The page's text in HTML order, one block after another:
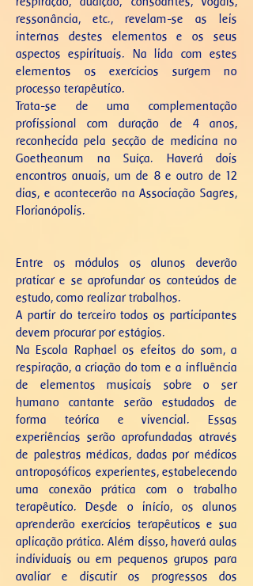
ressonância, etc., revelam-se as leis
internas destes elementos e os seus
aspectos espirituais. Na lida com estes
elementos os exercícios surgem no
processo terapêutico.
Trata-se de uma complementação
profissional com duração de 4 anos,
reconhecida pela secção de medicina no
Goetheanum na Suíça. Haverá dois
encontros anuais, um de 8 e outro de 12
dias, e acontecerão na Associação Sagres,
Florianópolis.
Entre os módulos os alunos deverão
praticar e se aprofundar os conteúdos de
estudo, como realizar trabalhos.
A partir do terceiro todos os participantes
devem procurar por estágios.
Na Escola Raphael os efeitos do som, a
respiração, a criação do tom e a influência
de elementos musicais sobre o ser
humano cantante serão estudados de
forma teórica e vivencial. Essas
experiências serão aprofundadas através
de palestras médicas, dadas por médicos
antroposóficos experientes, estabelecendo
uma conexão prática com o trabalho
terapêutico. Desde o início, os alunos
aprenderão exercícios terapêuticos e sua
aplicação prática. Além disso, haverá aulas
individuais ou em pequenos grupos para
avaliar e discutir os progressos dos